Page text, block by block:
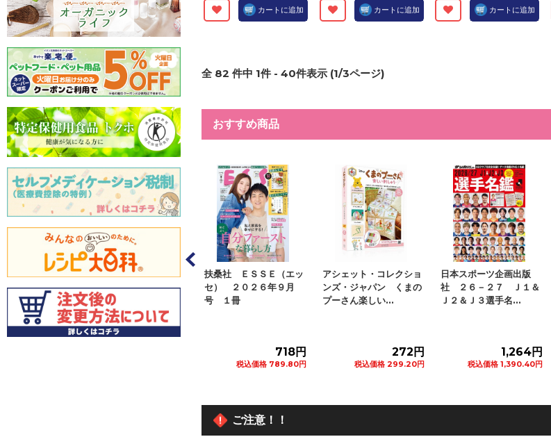
カートに追加 カートに追加 カートに追加
全 82 件中 1件 - 40件表示 (1/3ページ)
おすすめ商品
ページ オレン
２０２６年８
号 １...
扶桑社 ＥＳＳＥ（エッ
セ） ２０２６年９月
号 １冊
アシェット・コレクショ
ンズ・ジャパン くまの
プーさん楽しい...
272円
税込価格 299.20円
日本スポーツ企画出版
社 ２６－２７ Ｊ１＆
Ｊ２＆Ｊ３選手名...
1,264円
税込価格 1,390.40円
日本スポーツ企画出版
社 ２６－２７ Ｊ１＆
Ｊ２＆Ｊ ハンデ...
1,073円
税込価格 1,180.30円
ご注意！！